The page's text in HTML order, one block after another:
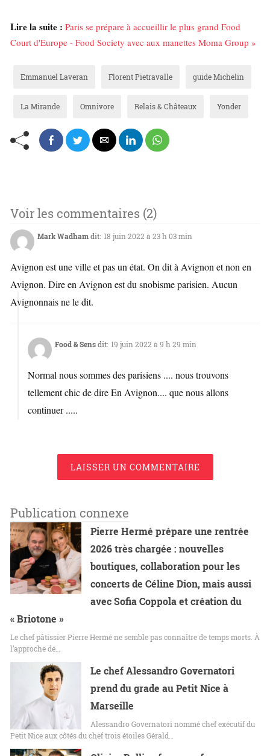
Lire la suite : Paris se prépare à accueillir le plus grand Food
Court d'Europe - Food Society avec aux manettes Moma Group »
Emmanuel Laveran Florent Pietravalle guide Michelin
La Mirande Omnivore Relais & Châteaux Yonder
Voir les commentaires (2)
Mark Wadhamdit: 18 juin 2022 à 23 h 03 min
Avignon est une ville et pas un état. On dit à Avignon et non en
Avignon. Dire en Avignon est du snobisme parisien. Aucun
Avignonnais ne le dit.
Food & Sens dit: 19 juin 2022 à 9 h 29 min
Normal nous sommes des parisiens .... nous trouvons
tellement chic de dire En Avignon.... que nous allons
continuer .....
LAISSER UN COMMENTAIRE
Publication connexe
Pierre Hermé prépare une rentrée
2026 très chargée : nouvelles
boutiques, collaboration pour les
concerts de Céline Dion, mais aussi
avec Sofia Coppola et création du
« Briotone »
Le chef pâtissier Pierre Hermé ne semble pas connaître de temps morts. À
l’approche de…
Le chef Alessandro Governatori
prend du grade au Petit Nice à
Marseille
Alessandro Governatori nommé chef exécutif du
Petit Nice aux côtés du chef trois étoiles Gérald…